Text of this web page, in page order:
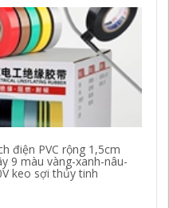
điện PVC rộng 1,5cm
9 màu vàng-xanh-nâu-
keo sợi thủy tinh